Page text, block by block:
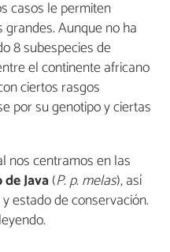
casos le permiten
Aunque no ha
8 subespecies de
el continente africano
ciertos rasgos
por su genotipo y ciertas
nos centramos en las
Java(P.p. melas), así
estado de conservación.